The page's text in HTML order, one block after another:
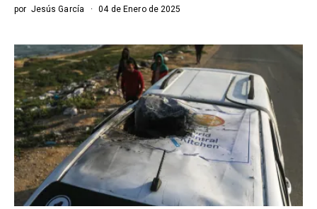
por Jesús García 04 de Enero de 2025